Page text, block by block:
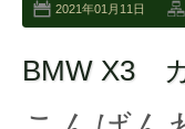
2021年01月11日
BMW X3